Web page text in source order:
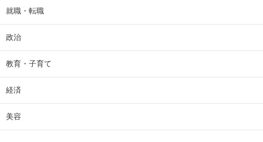
就職・転職
政治
教育・子育て
経済
美容